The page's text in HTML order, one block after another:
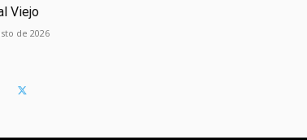
Viejo
de 2026